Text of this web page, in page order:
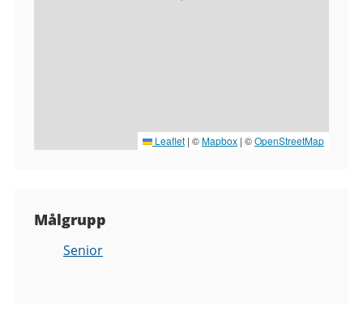
Leaflet | ©Mapbox | ©OpenStreetMap
Målgrupp
Senior